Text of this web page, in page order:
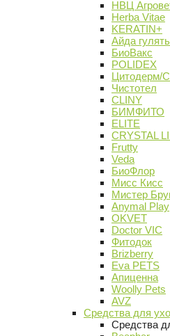
НВЦ
Herba Vitae
KERATIN+
Айда
БиоВакс
POLIDEX
Цитодерм/
Чистотел
CLINY
БИМФИТО
ELITE
CRYSTAL
Frutty
Veda
БиоФлор
Мисс Кисс
Мистер
Anymal Play
OKVET
Doctor VIC
Фитодок
Brizberry
Eva PETS
Апиценна
Woolly Pets
AVZ
Средства для
Средства